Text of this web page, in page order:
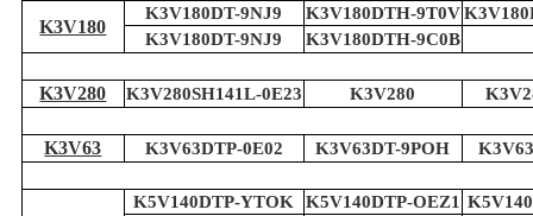
K3V180
K3V180DT-9NJ9 K3V180DTH-9T0V
K3V180DT-9NJ9
K3V180DTH-9C0B
K3V280 K3V280SH141L-0E23 K3V280
K3V63 K3V63DTP-0E02 K3V63DT-9POH
K5V140DTP-YTOK K5V140DTP-OEZ1